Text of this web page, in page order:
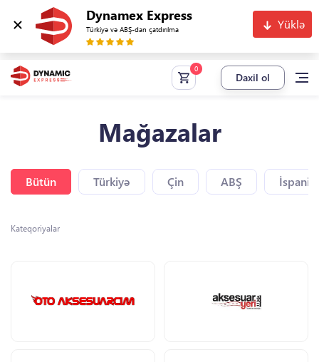
Dynamex Express
Türkiyə və ABŞ-dan çatdırılma Yüklə
Daxil ol
Mağazalar
Bütün Türkiyə Çin ABŞ
Kateqoriyalar